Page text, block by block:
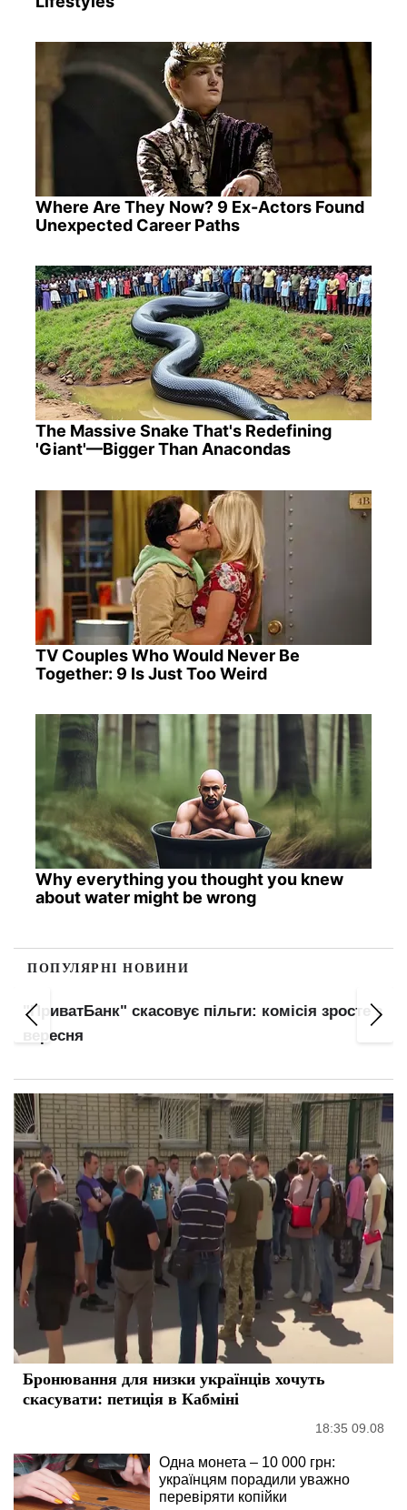
Where Are They Now? 9 Ex-Actors Found
Unexpected Career Paths
The Massive Snake That's Redefining
'Giant'—Bigger Than Anacondas
TV Couples Who Would Never Be
Together: 9 Is Just Too Weird
Why everything you thought you knew
about water might be wrong
ПОПУЛЯРНІ НОВИНИ
Гороскоп на сьогодні 9 серпня: увага Тельців,
категоричність Левів та енергія Стрільців
Бронювання для низки українців хочуть
скасувати: петиція в Кабміні
18:35 09.08
Одна монета – 10 000 грн:
українцям порадили уважно
перевіряти копійки